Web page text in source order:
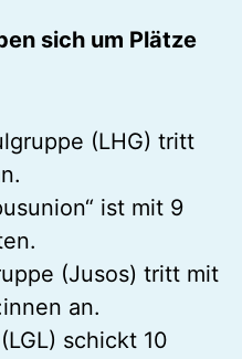
sich um Plätze
(LHG) tritt
ist mit 9
(Jusos) tritt mit
an.
schickt 10